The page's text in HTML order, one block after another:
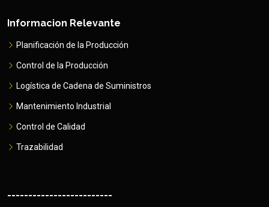
Informacion Relevante
Planificación de la Producción
Control de la Producción
Logística de Cadena de Suministros
Mantenimiento Industrial
Control de Calidad
Trazabilidad
-------------------------